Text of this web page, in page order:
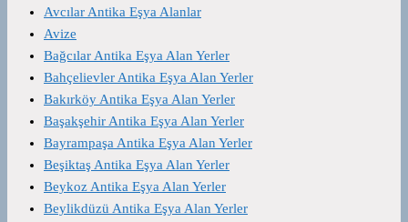
Avcılar Antika Eşya Alanlar
Avize
Bağcılar Antika Eşya Alan Yerler
Bahçelievler Antika Eşya Alan Yerler
Bakırköy Antika Eşya Alan Yerler
Başakşehir Antika Eşya Alan Yerler
Bayrampaşa Antika Eşya Alan Yerler
Beşiktaş Antika Eşya Alan Yerler
Beykoz Antika Eşya Alan Yerler
Beylikdüzü Antika Eşya Alan Yerler